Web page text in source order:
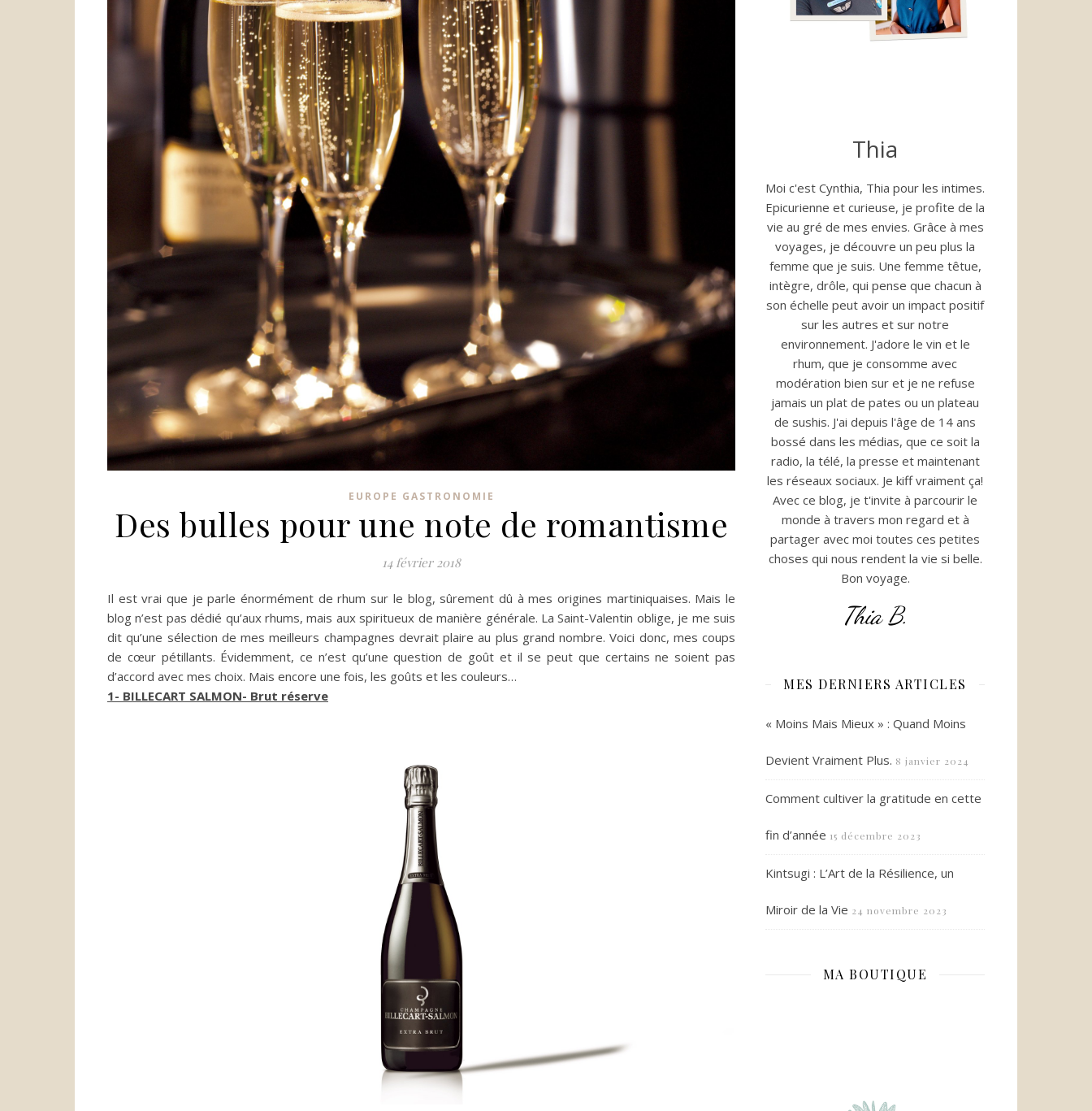
EUROPE GASTRONOMIE
Des bulles pour une note de romantisme
14 février 2018
Il est vrai que je parle énormément de rhum sur le blog, sûrement dû à mes origines martiniquaises. Mais le
blog n’est pas dédié qu’aux rhums, mais aux spiritueux de manière générale. La Saint-Valentin oblige, je me suis
dit qu’une sélection de mes meilleurs champagnes devrait plaire au plus grand nombre. Voici donc, mes coups
de cœur pétillants. Évidemment, ce n’est qu’une question de goût et il se peut que certains ne soient pas
d’accord avec mes choix. Mais encore une fois, les goûts et les couleurs…
1- BILLECART SALMON- Brut réserve
Thia
Moi c'est Cynthia, Thia pour les intimes.
Epicurienne et curieuse, je profite de la
vie au gré de mes envies. Grâce à mes
voyages, je découvre un peu plus la
femme que je suis. Une femme têtue,
intègre, drôle, qui pense que chacun à
son échelle peut avoir un impact positif
sur les autres et sur notre
environnement. J'adore le vin et le
rhum, que je consomme avec
modération bien sur et je ne refuse
jamais un plat de pates ou un plateau
de sushis. J'ai depuis l'âge de 14 ans
bossé dans les médias, que ce soit la
radio, la télé, la presse et maintenant
les réseaux sociaux. Je kiff vraiment ça!
Avec ce blog, je t'invite à parcourir le
monde à travers mon regard et à
partager avec moi toutes ces petites
choses qui nous rendent la vie si belle.
Bon voyage.
Thia B.
MES DERNIERS ARTICLES
« Moins Mais Mieux » : Quand Moins
Devient Vraiment Plus. 8 janvier 2024
Comment cultiver la gratitude en cette
fin d’année 15 décembre 2023
Kintsugi : L’Art de la Résilience, un
Miroir de la Vie 24 novembre 2023
MA BOUTIQUE